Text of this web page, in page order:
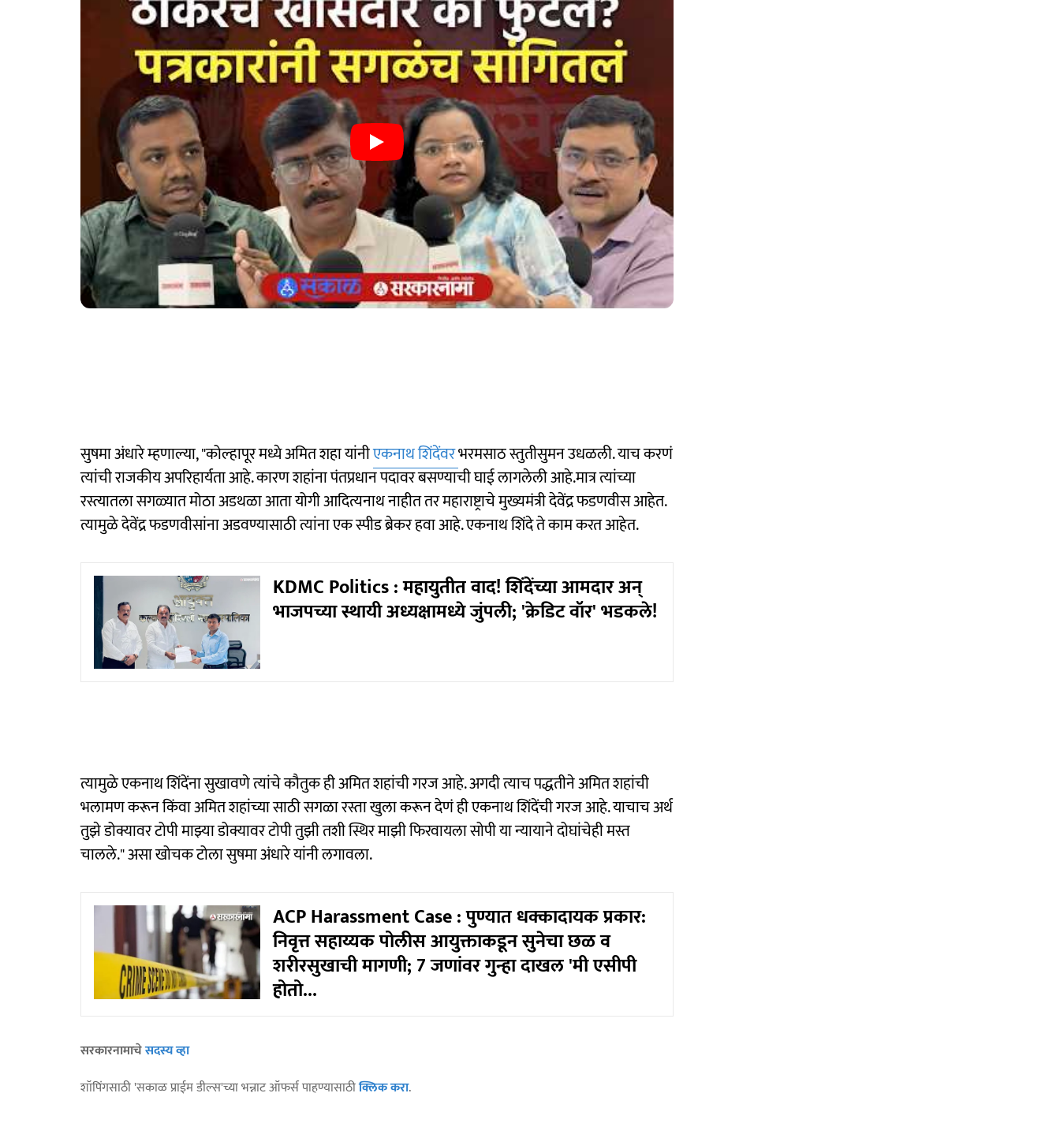
सुषमा अंधारे म्हणाल्या, "कोल्हापूर मध्ये अमित शहा यांनीएकनाथ शिंदेंवरभरमसाठ स्तुतीसुमन उधळली. याच करणं
त्यांची राजकीय अपरिहार्यता आहे. कारण शहांना पंतप्रधान पदावर बसण्याची घाई लागलेली आहे.मात्र त्यांच्या
रस्त्यातला सगळ्यात मोठा अडथळा आता योगी आदित्यनाथ नाहीत तर महाराष्ट्राचे मुख्यमंत्री देवेंद्र फडणवीस आहेत.
त्यामुळे देवेंद्र फडणवीसांना अडवण्यासाठी त्यांना एक स्पीड ब्रेकर हवा आहे. एकनाथ शिंदे ते काम करत आहेत.
KDMC Politics : महायुतीत वाद! शिंदेंच्या आमदार अन्
भाजपच्या स्थायी अध्यक्षामध्ये जुंपली; 'क्रेडिट वॉर' भडकले!
त्यामुळे एकनाथ शिंदेंना सुखावणे त्यांचे कौतुक ही अमित शहांची गरज आहे. अगदी त्याच पद्धतीने अमित शहांची
भलामण करून किंवा अमित शहांच्या साठी सगळा रस्ता खुला करून देणं ही एकनाथ शिंदेंची गरज आहे. याचाच अर्थ
तुझे डोक्यावर टोपी माझ्या डोक्यावर टोपी तुझी तशी स्थिर माझी फिरवायला सोपी या न्यायाने दोघांचेही मस्त
चालले." असा खोचक टोला सुषमा अंधारे यांनी लगावला.
ACP Harassment Case : पुण्यात धक्कादायक प्रकार:
निवृत्त सहाय्यक पोलीस आयुक्ताकडून सुनेचा छळ व
शरीरसुखाची मागणी; 7 जणांवर गुन्हा दाखल 'मी एसीपी
होतो...
सरकारनामाचेसदस्य व्हा
शॉपिंगसाठी 'सकाळ प्राईम डील्स'च्या भन्नाट ऑफर्स पाहण्यासाठीक्लिक करा.